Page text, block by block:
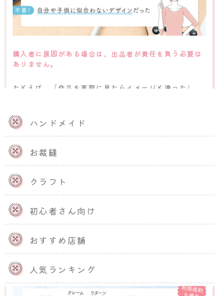
ハンドメイド
お裁縫
クラフト
初心者さん向け
おすすめ店舗
人気ランキング
購入者に原因がある場合は、出品者が責任を負う必要は
ありません。
たとえば、「作品を実際に見たらイメージと違った」
です。作品に不備がないのに、購入者側の都合で返金を
お願いされた場合は、出品者の責任ではないため返金処
理をする必要はありません。
に負担してもらい、返金処理をして注文自体をキャンセ
ルすることも手段の1つです。問題が大きくなるのを防ぐ
ために、臨機応変に対応しましょう。
minneで「ノークレーム・ノーリ
ターン」は不可能